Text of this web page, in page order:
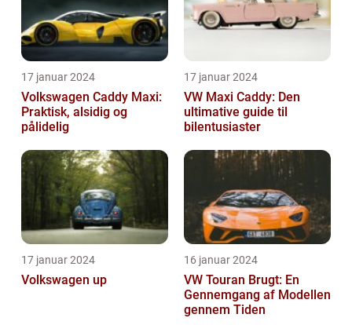
17 januar 2024
Volkswagen Caddy Maxi:
Praktisk, alsidig og
pålidelig
17 januar 2024
VW Maxi Caddy: Den
ultimative guide til
bilentusiaster
17 januar 2024
Volkswagen up
16 januar 2024
VW Touran Brugt: En
Gennemgang af Modellen
gennem Tiden